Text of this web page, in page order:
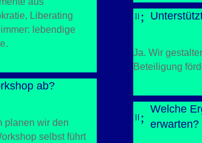
Liberating
lebendige
ab?
planen wir den
selbst führt
=;
Ja. Wir
Beteiligung
=;
Welche
erwarten?